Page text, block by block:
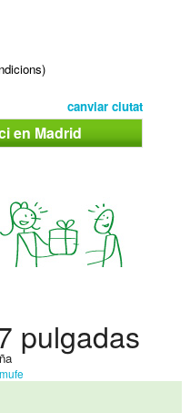
canviar ciutat
en Madrid
pulgadas
mufe